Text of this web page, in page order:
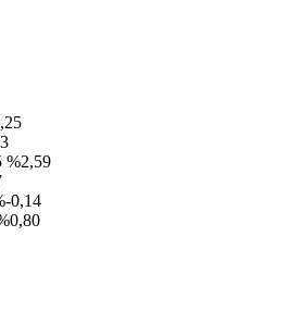
%2,59
0,14